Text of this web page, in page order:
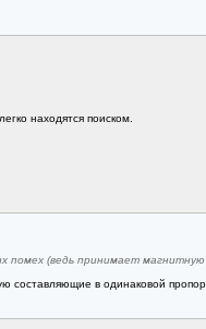
находятся поиском.
помех (ведь принимает
в одинаковой